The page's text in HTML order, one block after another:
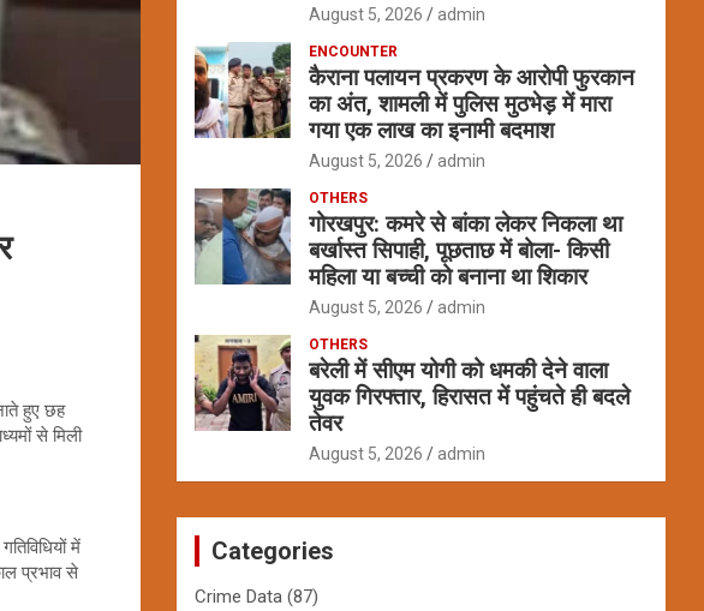
हुए छह
से मिली
में
प्रभाव से
August 5, 2026 admin
ENCOUNTER
कैराना पलायन प्रकरण के आरोपी फुरकान
का अंत, शामली में पुलिस मुठभेड़ में मारा
गया एक लाख का इनामी बदमाश
August 5, 2026 admin
OTHERS
गोरखपुर: कमरे से बांका लेकर निकला था
बर्खास्त सिपाही, पूछताछ में बोला- किसी
महिला या बच्ची को बनाना था शिकार
August 5, 2026 admin
OTHERS
बरेली में सीएम योगी को धमकी देने वाला
युवक गिरफ्तार, हिरासत में पहुंचते ही बदले
तेवर
August 5, 2026 admin
Categories
Crime Data (87)